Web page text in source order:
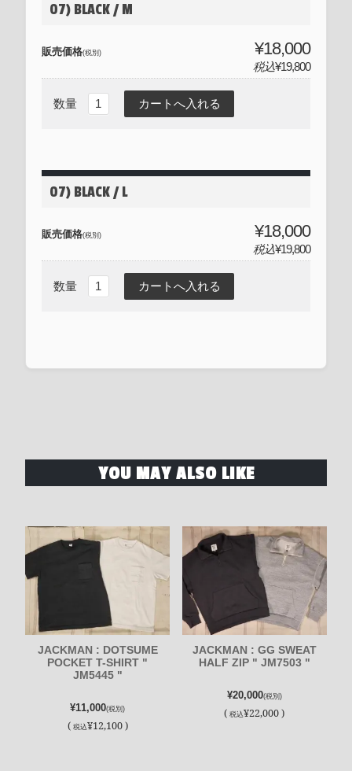
07) BLACK / M
販売価格(税別) ¥18,000
税込¥19,800
数量
07) BLACK / L
販売価格(税別) ¥18,000
税込¥19,800
数量
YOU MAY ALSO LIKE
JACKMAN : DOTSUME
POCKET T-SHIRT "
JM5445 "
¥11,000(税別)
( 税込¥12,100 )
JACKMAN : GG SWEAT
HALF ZIP " JM7503 "
¥20,000(税別)
(税込¥22,000 )